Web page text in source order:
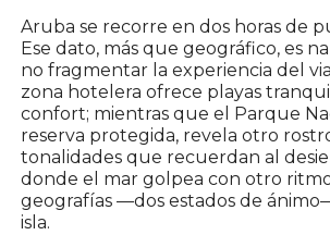
Aruba se recorre en dos horas de
Ese dato, más que geográfico, es
no fragmentar la experiencia del
zona hotelera ofrece playas
confort; mientras que el Parque
reserva protegida, revela otro
tonalidades que recuerdan al
donde el mar golpea con otro
geografías —dos estados de
isla.